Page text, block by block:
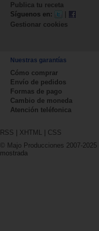
Publica tu receta
Síguenos en:
|
Gestionar cookies
Nuestras garantías
Cómo comprar
Envío de pedidos
Formas de pago
Cambio de moneda
Atención teléfonica
RSS | XHTML | CSS
© Majo Producciones 2007-2025
mostrada